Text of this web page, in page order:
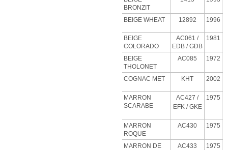
BRONZIT
BEIGE WHEAT 12892 1996
BEIGE
COLORADO
AC061 /
EDB / GDB
1981
BEIGE
THOLONET
AC085 1972
COGNAC MET KHT 2002
MARRON
SCARABE
AC427 /
EFK / GKE
1975
MARRON
ROQUE
AC430 1975
MARRON DE
AC433 1975